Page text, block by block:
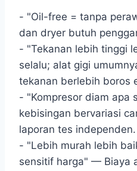
- "Oil-free = tanpa
dan dryer butuh
- "Tekanan lebih tinggi
selalu; alat gigi
tekanan berlebih boros
- "Kompresor diam apa
kebisingan bervariasi
laporan tes independen.
- "Lebih murah lebih
sensitif harga" — Biaya